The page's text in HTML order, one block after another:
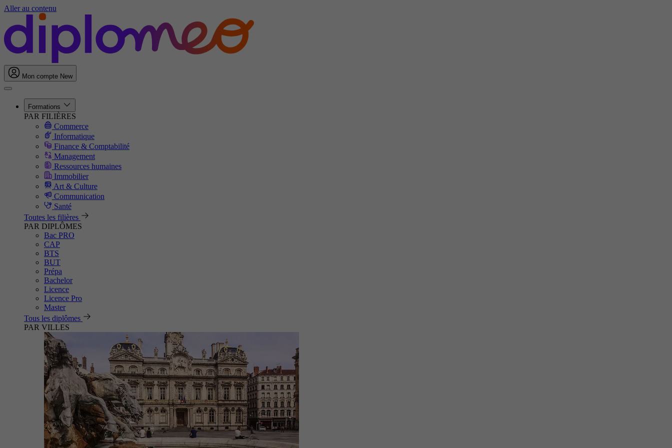
Aller au contenu
Mon compte New
Formations
PAR FILIÈRES
Commerce
Informatique
Finance & Comptabilité
Management
Ressources humaines
Immobilier
Art & Culture
Communication
Santé
Toutes les filières
PAR DIPLÔMES
Bac PRO
CAP
BTS
BUT
Prépa
Bachelor
Licence
Licence Pro
Master
Tous les diplômes
PAR VILLES